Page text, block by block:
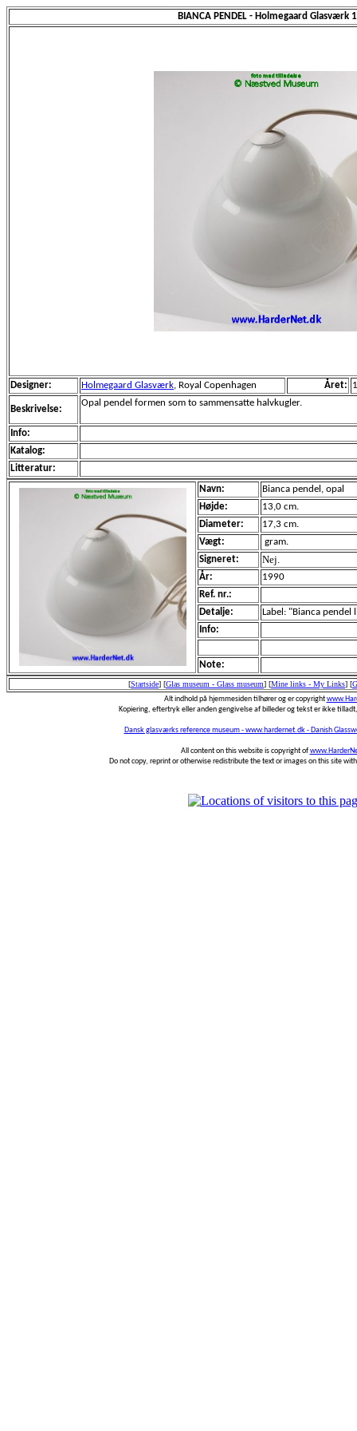
BIANCA PENDEL - Holmegaard Glasværk
Designer: Holmegaard Glasværk, Royal Copenhagen Året:
Beskrivelse:
Opal pendel formen som to sammensatte halvkugler.
Info:
Katalog:
Litteratur:
Navn:
Bianca pendel, opal
Højde:
13,0 cm.
Diameter:
17,3 cm.
Vægt:
gram.
Signeret:
Nej.
År:
1990
Ref. nr.:
Detalje:
Label: "Bianca pendel
Info:
Note:
[Startside] [Glas museum - Glass museum] [Mine links - My Links] [
Alt indhold på hjemmesiden tilhører og er copyright
Kopiering, eftertryk eller anden gengivelse af billeder og tekst er ikke
Dansk glasværks reference museum - www.hardernet.dk - Danish
All content on this website is copyright of
Do not copy, reprint or otherwise redistribute the text or images on this site